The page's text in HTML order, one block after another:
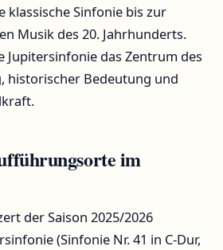
klassische Sinfonie bis zur
Musik des 20. Jahrhunderts.
Jupitersinfonie das Zentrum des
historischer Bedeutung und
im
der Saison 2025/2026
(Sinfonie Nr. 41 in C-Dur,